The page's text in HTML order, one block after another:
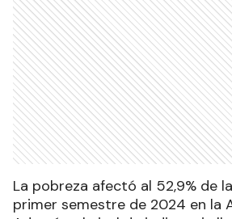
La pobreza afectó al 52,9% de
primer semestre de 2024 en la